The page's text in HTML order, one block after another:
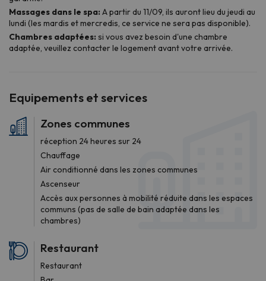
Equipements et services
Zones communes
réception 24 heures sur 24
Chauffage
Air conditionné dans les zones communes
Ascenseur
Accès aux personnes à mobilité réduite dans les espaces
communs (pas de salle de bain adaptée dans les
chambres)
Restaurant
Restaurant